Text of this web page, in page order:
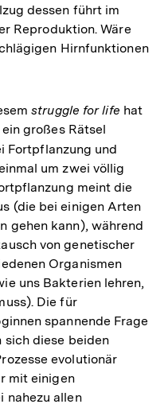
dessen führt im
Reproduktion. Wäre
Hirnfunktionen
struggle for life hat
großes Rätsel
Fortpflanzung und
um zwei völlig
meint die
(die bei einigen Arten
gehen kann), während
von genetischer
Organismen
uns Bakterien lehren,
Die für
spannende Frage
sich diese beiden
evolutionär
mit einigen
nahezu allen